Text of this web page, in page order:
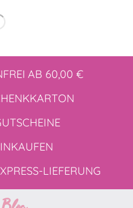
AB 60,00 €
LIEFERUNG